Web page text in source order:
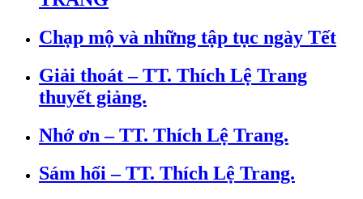
Chạp mộ và những tập tục ngày Tết
Giải thoát – TT. Thích Lệ Trang
thuyết giảng.
Nhớ ơn – TT. Thích Lệ Trang.
Sám hối – TT. Thích Lệ Trang.